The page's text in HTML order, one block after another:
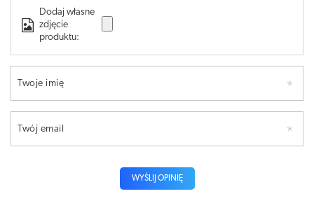
Dodaj własne
zdjęcie
produktu:
Twoje imię
Twój email
WYŚLIJ OPINIĘ